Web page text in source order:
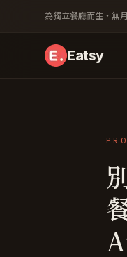
為獨立餐廳而生・無
Eatsy